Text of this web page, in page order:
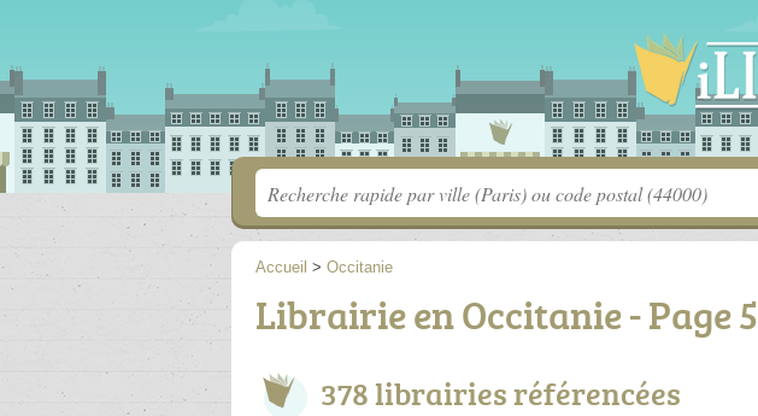
Accueil > Occitanie
Librairie en Occitanie - Page 5
378 librairies référencées